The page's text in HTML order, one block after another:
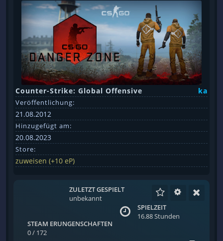
Counter-Strike: Global Offensive ka
Veröffentlichung:
21.08.2012
Hinzugefügt am:
20.08.2023
Store:
zuweisen (+10 eP)
ZULETZT GESPIELT
unbekannt
SPIELZEIT
16.88 Stunden
STEAM ERUNGENSCHAFTEN
0 / 172